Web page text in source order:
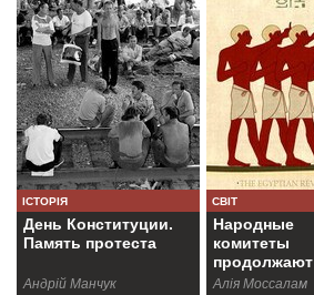
ІСТОРІЯ
День Конституции.
Память протеста
Андрій Манчук
СВІТ
Народные
комитеты
продолжают
революцию
Алія Моссалам